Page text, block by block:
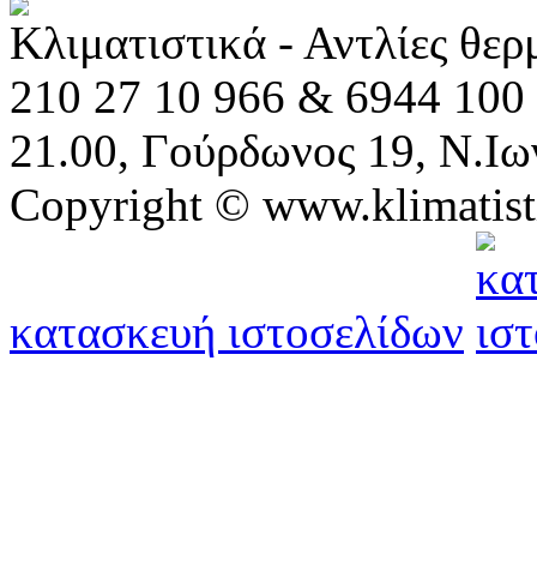
Κλιματιστικά - Αντλίες
210 27 10 966 & 6944 100
21.00, Γούρδωνος 19,
Copyright ©
κατασκευή ιστοσελίδων